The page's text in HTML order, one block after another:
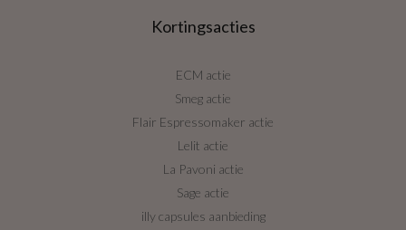
Kortingsacties
ECM actie
Smeg actie
Flair Espressomaker actie
Lelit actie
La Pavoni actie
Sage actie
illy capsules aanbieding